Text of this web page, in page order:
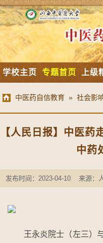
学校主页 专题首页 上级
中医药自信教育 » 社会影
【人民日报】中医药
中药
发布时间：2023-04-10 来源
王永炎院士（左三）